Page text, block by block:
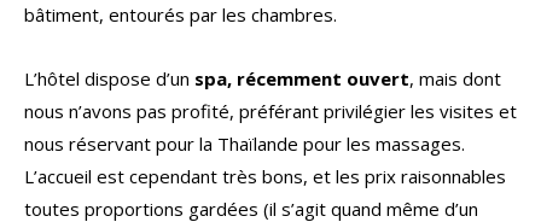
bâtiment, entourés par les chambres.
L’hôtel dispose d’un spa, récemment ouvert, mais dont
nous n’avons pas profité, préférant privilégier les visites et
nous réservant pour la Thaïlande pour les massages.
L’accueil est cependant très bons, et les prix raisonnables
toutes proportions gardées (il s’agit quand même d’un